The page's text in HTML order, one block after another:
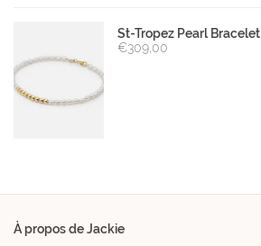
St-Tropez Pearl Bracelet
€309,00
À propos de Jackie